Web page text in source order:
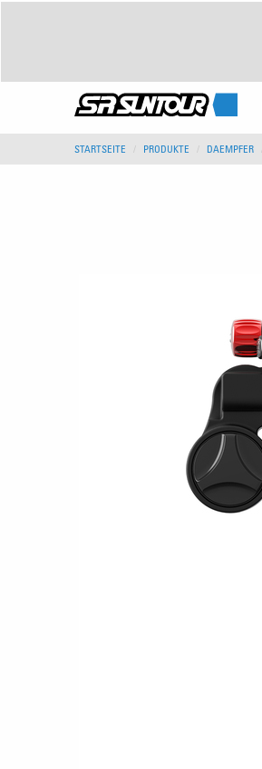
STARTSEITE PRODUKTE DAEMPFER